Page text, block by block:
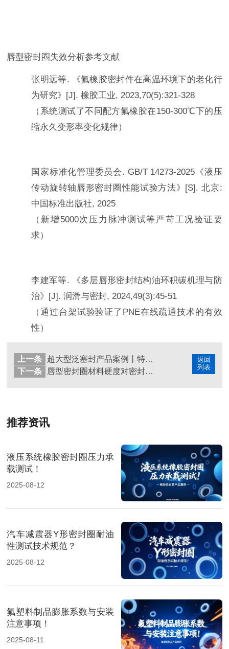
唇型密封圈失效分析参考文献
张明远等.
《氟橡胶密封件在高温环境下的老化行
为研究》 [J].橡胶工业, 2023,70(5):321-328
（系统测试了不同配方氟橡胶在150-300℃下的压
缩永久变形率变化规律）
国家标准化管理委员会. GB/T 14273-2025 《液压
传动旋转轴唇形密封圈性能试验方法》 [S].北京:
中国标准出版社, 2025
（新增 5000次压力脉冲测试等严苛工况验证要
求）
李建军等.
《多层唇形密封结构油环积碳机理与防
治》 [J].润滑与密封, 2024,49(3):45-51
（通过台架试验验证了 PNE在线疏通技术的有效
性）
返回
列表
上一条
超大型泛塞封产品案例丨特性与工业应用！
下一条
唇型密封圈材料硬度对密封效果的影响研究！
推荐资讯
液压系统橡胶密封圈压力承
载测试！
2025-08-12
汽车减震器Y形密封圈耐油
性测试技术规范？
2025-08-12
氟塑料制品膨胀系数与安装
注意事项！
2025-08-11